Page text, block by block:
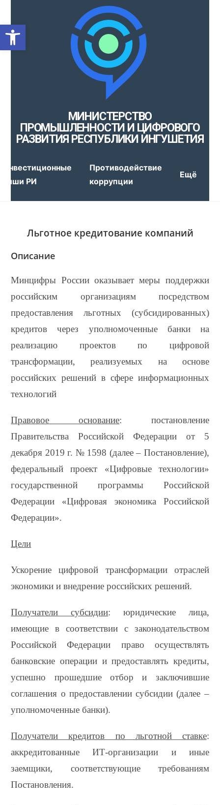
Открыть панель
МИНИСТЕРСТВО
ПРОМЫШЛЕННОСТИ И ЦИФРОВОГО
РАЗВИТИЯ РЕСПУБЛИКИ ИНГУШЕТИЯ
Инвестиционные
ниши РИ
Противодействие
коррупции
Ещё
Льготное кредитование компаний
Описание
Минцифры России оказывает меры поддержки
российским организациям посредством
предоставления льготных (субсидированных)
кредитов через уполномоченные банки на
реализацию проектов по цифровой
трансформации, реализуемых на основе
российских решений в сфере информационных
технологий
Правовое основание: постановление
Правительства Российской Федерации от 5
декабря 2019 г. № 1598 (далее – Постановление),
федеральный проект «Цифровые технологии»
государственной программы Российской
Федерации «Цифровая экономика Российской
Федерации».
Цели
Ускорение цифровой трансформации отраслей
экономики и внедрение российских решений.
Получатели субсидии: юридические лица,
имеющие в соответствии с законодательством
Российской Федерации право осуществлять
банковские операции и предоставлять кредиты,
успешно прошедшие отбор и заключившие
соглашения о предоставлении субсидии (далее –
уполномоченные банки).
Получатели кредитов по льготной ставке:
аккредитованные ИТ-организации и иные
заемщики, соответствующие требованиям
Постановления.